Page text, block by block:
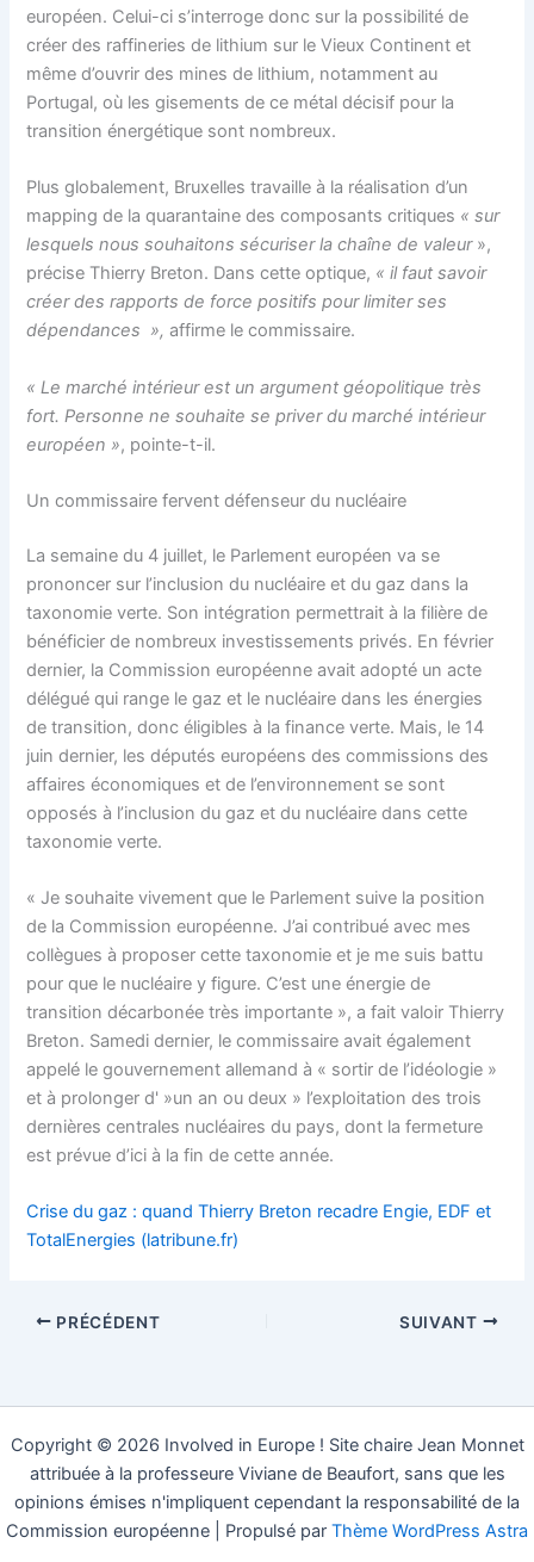
européen. Celui-ci s’interroge donc sur la possibilité de
créer des raffineries de lithium sur le Vieux Continent et
même d’ouvrir des mines de lithium, notamment au
Portugal, où les gisements de ce métal décisif pour la
transition énergétique sont nombreux.
Plus globalement, Bruxelles travaille à la réalisation d’un
mapping de la quarantaine des composants critiques « sur
lesquels nous souhaitons sécuriser la chaîne de valeur»,
précise Thierry Breton. Dans cette optique, « il faut savoir
créer des rapports de force positifs pour limiter ses
dépendances », affirme le commissaire.
« Le marché intérieur est un argument géopolitique très
fort. Personne ne souhaite se priver du marché intérieur
européen », pointe-t-il.
Un commissaire fervent défenseur du nucléaire
La semaine du 4 juillet, le Parlement européen va se
prononcer sur l’inclusion du nucléaire et du gaz dans la
taxonomie verte. Son intégration permettrait à la filière de
bénéficier de nombreux investissements privés. En février
dernier, la Commission européenne avait adopté un acte
délégué qui range le gaz et le nucléaire dans les énergies
de transition, donc éligibles à la finance verte. Mais, le 14
juin dernier, les députés européens des commissions des
affaires économiques et de l’environnement se sont
opposés à l’inclusion du gaz et du nucléaire dans cette
taxonomie verte.
« Je souhaite vivement que le Parlement suive la position
de la Commission européenne. J’ai contribué avec mes
collègues à proposer cette taxonomie et je me suis battu
pour que le nucléaire y figure. C’est une énergie de
transition décarbonée très importante », a fait valoir Thierry
Breton. Samedi dernier, le commissaire avait également
appelé le gouvernement allemand à « sortir de l’idéologie »
et à prolonger d' »un an ou deux » l’exploitation des trois
dernières centrales nucléaires du pays, dont la fermeture
est prévue d’ici à la fin de cette année.
Crise du gaz : quand Thierry Breton recadre Engie, EDF et
TotalEnergies (latribune.fr)
PRÉCÉDENT SUIVANT
Copyright © 2026 Involved in Europe ! Site chaire Jean Monnet
attribuée à la professeure Viviane de Beaufort, sans que les
opinions émises n'impliquent cependant la responsabilité de la
Commission européenne | Propulsé par Thème WordPress Astra